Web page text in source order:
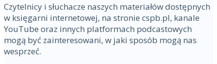
Czytelnicy i słuchacze naszych materiałów dostępnych
w księgarni internetowej, na stronie cspb.pl, kanale
YouTube oraz innych platformach podcastowych
mogą być zainteresowani, w jaki sposób mogą nas
wesprzeć.